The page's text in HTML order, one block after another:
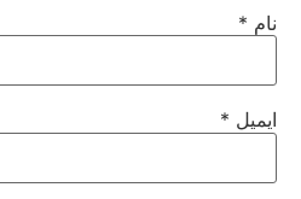
نام *
ایمیل *